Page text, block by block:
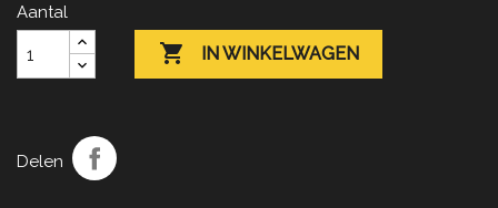
Aantal
 IN WINKELWAGEN
Delen